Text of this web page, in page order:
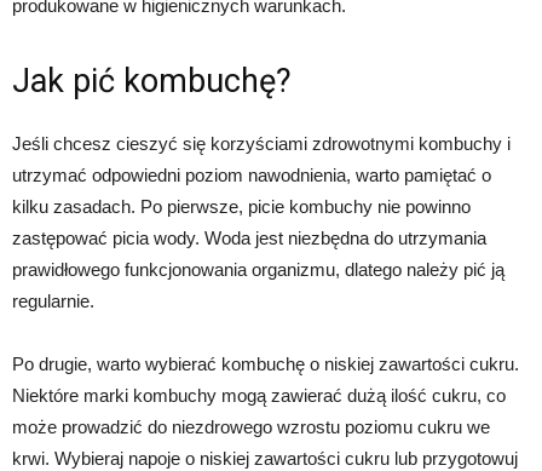
produkowane w higienicznych warunkach.
Jak pić kombuchę?
Jeśli chcesz cieszyć się korzyściami zdrowotnymi kombuchy i
utrzymać odpowiedni poziom nawodnienia, warto pamiętać o
kilku zasadach. Po pierwsze, picie kombuchy nie powinno
zastępować picia wody. Woda jest niezbędna do utrzymania
prawidłowego funkcjonowania organizmu, dlatego należy pić ją
regularnie.
Po drugie, warto wybierać kombuchę o niskiej zawartości cukru.
Niektóre marki kombuchy mogą zawierać dużą ilość cukru, co
może prowadzić do niezdrowego wzrostu poziomu cukru we
krwi. Wybieraj napoje o niskiej zawartości cukru lub przygotowuj